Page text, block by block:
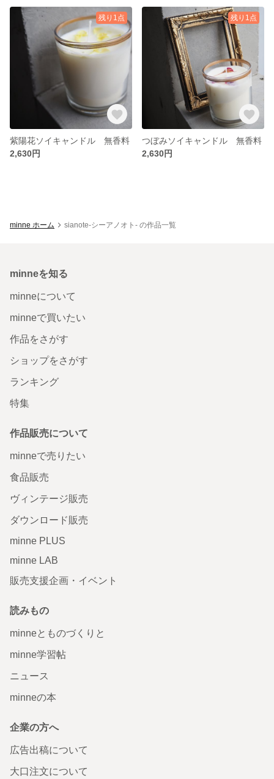
残り1点
紫陽花ソイキャンドル 無香料
2,630円
残り1点
つぼみソイキャンドル 無香料
2,630円
minne ホーム sianote-シーアノオト- の作品一覧
minneを知る
minneについて
minneで買いたい
作品をさがす
ショップをさがす
ランキング
特集
作品販売について
minneで売りたい
食品販売
ヴィンテージ販売
ダウンロード販売
minne PLUS
minne LAB
販売支援企画・イベント
読みもの
minneとものづくりと
minne学習帖
ニュース
minneの本
企業の方へ
広告出稿について
大口注文について